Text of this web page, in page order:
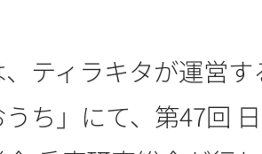
ティラキタが運営
ち」にて、第47回